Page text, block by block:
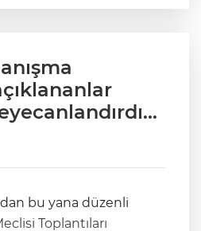
bu yana düzenli
Toplantıları